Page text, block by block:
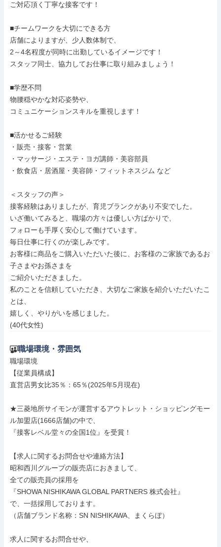
ご対応頂く丁寧な接客です！
■チームワークを大切にできる方
店舗によりますが、少人数体制で、
2～4名程度が同時に出勤しているイメージです！
スタッフ同士、協力してお仕事に取り組みましょう！
■学歴不問
物腰穏やかな対応姿勢や、
コミュニケーションスキルを重視します！
■活かせるご経験
・販売・接客・営業
・マッサージ・エステ・ヨガ講師・美容部員
・飲食店・居酒屋・美容師・フィットネスジム など
＜スタッフの声＞
接客経験はありましたが、育児ブランクがあり不安でした。
いざ働いてみると、職場の方々は優しい方ばかりで、
フォローも手厚く安心して働けています。
毎日仕事に行くのが楽しみです。
お客様に商品をご購入いただいた後に、お客様のご家族であるお
子さまやお孫さまを
ご紹介いただきました。
私のことを信頼していただき、大切なご家族を紹介いただいたこ
とは、
嬉しく、やりがいを感じました。
(40代女性)
職場環境・雰囲気
職場環境
【従業員構成】
直営店男女比35％：65％(2025年5月現在)
★三菱地所サイモンが運営するアウトレット・ショッピングモー
ル加盟店(1666店舗)の中で、
『接客レベル堂々の全国1位』を受賞！
【求人に関するお問合せや連絡方法】
昭和西川グループの販売店におきまして、
全ての販売員の採用を
『SHOWA NISHIKAWA GLOBAL PARTNERS 株式会社』
で、一括採用しております。
（店舗ブランド名称：SN NISHIKAWA、まくらぼ）
求人に関するお問合せや、